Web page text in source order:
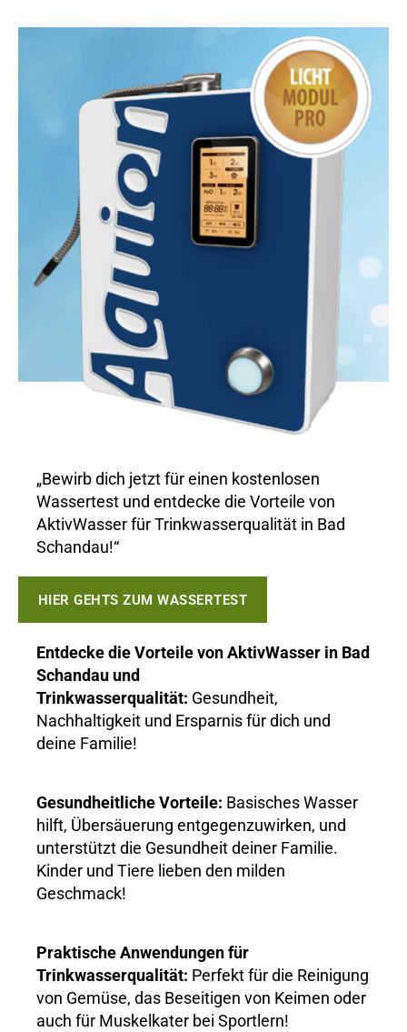
„Bewirb dich jetzt für einen kostenlosen
Wassertest und entdecke die Vorteile von
AktivWasser für Trinkwasserqualität in Bad
Schandau!“
HIER GEHTS ZUM WASSERTEST
Entdecke die Vorteile von AktivWasser in Bad
Schandau und
Trinkwasserqualität: Gesundheit,
Nachhaltigkeit und Ersparnis für dich und
deine Familie!
Gesundheitliche Vorteile: Basisches Wasser
hilft, Übersäuerung entgegenzuwirken, und
unterstützt die Gesundheit deiner Familie.
Kinder und Tiere lieben den milden
Geschmack!
Praktische Anwendungen für
Trinkwasserqualität: Perfekt für die Reinigung
von Gemüse, das Beseitigen von Keimen oder
auch für Muskelkater bei Sportlern!